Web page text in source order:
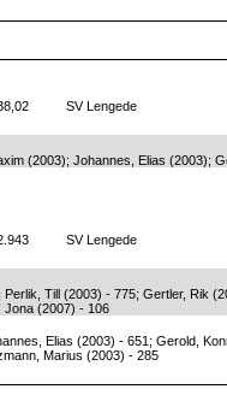
SV Lengede
(2003); Johannes, Elias (2003);
SV Lengede
Till (2003) - 775; Gertler, Rik
Jona (2007) - 106
Elias (2003) - 651; Gerold,
Marius (2003) - 285